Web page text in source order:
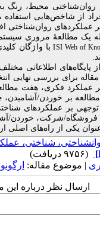
روانشناختی محیط، رنگ
از شاخصهایی
عملکردهای روانشناختی
یک مطالعۀ مروری
ISI Web of با واژگان
تجربی حذف شدند و 60 مقاله
فکری، هفت
بر خوردن/آشامیدن،
توجهی بر عملکردهای
فروشگاه/شرکت، خوردن/
یکی از راه‌های اصلی
شناختی،
(۹۷۵۶ دریافت)
| موضوع مقاله:
ارسال نظر درباره این